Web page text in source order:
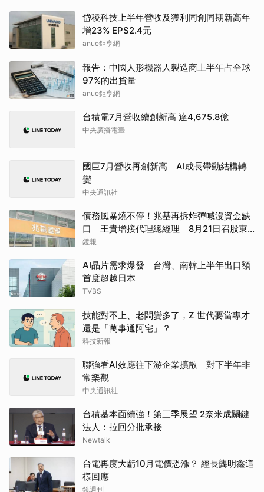
岱稜科技上半年營收及獲利同創同期新高年
增23% EPS2.4元
anue鉅亨網
報告：中國人形機器人製造商上半年占全球
97%的出貨量
anue鉅亨網
台積電7月營收續創新高 達4,675.8億
中央廣播電臺
國巨7月營收再創新高 AI成長帶動結構轉
變
中央通訊社
債務風暴燒不停！兆基再拆炸彈喊沒資金缺
口 王貴增接代理總經理 8月21日召股東
臨時會
鏡報
AI晶片需求爆發 台灣、南韓上半年出口額
首度超越日本
TVBS
技能對不上、老闆變多了，Z 世代要當專才
還是「萬事通阿宅」？
科技新報
聯強看AI效應往下游企業擴散 對下半年非
常樂觀
中央通訊社
台積基本面續強！第三季展望 2奈米成關鍵
法人：拉回分批承接
Newtalk
台電再度大虧10月電價恐漲？ 經長龔明鑫這
樣回應
鏡週刊